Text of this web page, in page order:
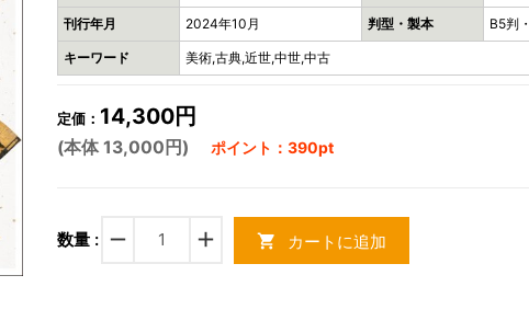
刊行年月 2024年10月 判型・製本 B5判
キーワード 美術,古典,近世,中世,中古
定価： 14,300円
(本体 13,000円) ポイント：390pt
数量 : remove add shopping_cart カートに追加